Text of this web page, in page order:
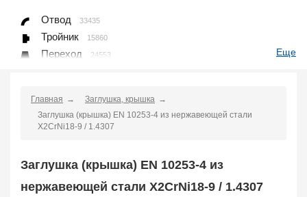
Отвод 33435
Тройник 15860
Переход 24553
Крестовина 361
Переходник понижающий
Заглушка, крышка
Пробка 72
Еще
Главная
Заглушка, крышка
Заглушка (крышка) EN 10253-4 из нержавеющей стали
X2CrNi18-9 / 1.4307
Заглушка (крышка) EN 10253-4 из
нержавеющей стали X2CrNi18-9 / 1.4307